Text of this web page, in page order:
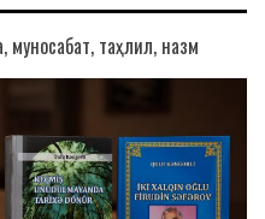
муносабат, таҳлил, назм